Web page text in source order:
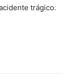
trágico.